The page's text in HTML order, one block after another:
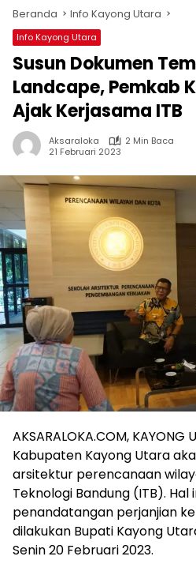
Beranda Info Kayong Utara
Info Kayong Utara
Susun Dokumen
Landcape, Pemkab
Ajak Kerjasama ITB
Aksaraloka
2 Min Baca
21 Februari 2023
AKSARALOKA.COM,
Kabupaten Kayong Utara
arsitektur perencanaan
Teknologi Bandung (ITB).
penandatangan perjanjian
dilakukan Bupati Kayong
Senin 20 Februari 2023.